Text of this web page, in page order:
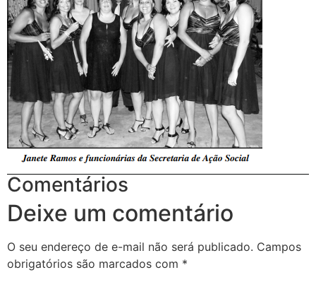
Comentários
Deixe um comentário
O seu endereço de e-mail não será publicado. Campos
obrigatórios são marcados com *